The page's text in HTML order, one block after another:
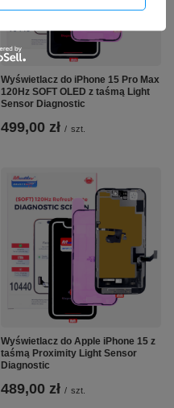
Wyświetlacz do iPhone 15 Pro Max
120Hz SOFT OLED z taśmą Light
Sensor Diagnostic
499,00 zł / szt.
Wyświetlacz do Apple iPhone 15 z
taśmą Proximity Light Sensor
Diagnostic
489,00 zł / szt.